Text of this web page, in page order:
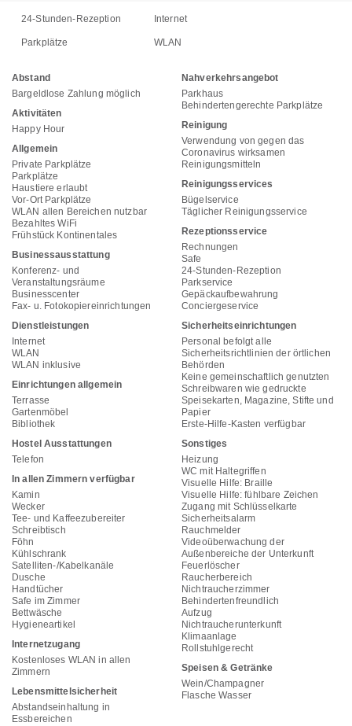
24-Stunden-Rezeption Internet
Parkplätze WLAN
Abstand
Bargeldlose Zahlung möglich
Aktivitäten
Happy Hour
Allgemein
Private Parkplätze
Parkplätze
Haustiere erlaubt
Vor-Ort Parkplätze
WLAN allen Bereichen nutzbar
Bezahltes WiFi
Frühstück Kontinentales
Businessausstattung
Konferenz- und
Veranstaltungsräume
Businesscenter
Fax- u. Fotokopiereinrichtungen
Dienstleistungen
Internet
WLAN
WLAN inklusive
Einrichtungen allgemein
Terrasse
Gartenmöbel
Bibliothek
Hostel Ausstattungen
Telefon
In allen Zimmern verfügbar
Kamin
Wecker
Tee- und Kaffeezubereiter
Schreibtisch
Föhn
Kühlschrank
Satelliten-/Kabelkanäle
Dusche
Handtücher
Safe im Zimmer
Bettwäsche
Hygieneartikel
Internetzugang
Kostenloses WLAN in allen
Zimmern
Lebensmittelsicherheit
Abstandseinhaltung in
Essbereichen
Nahverkehrsangebot
Parkhaus
Behindertengerechte Parkplätze
Reinigung
Verwendung von gegen das
Coronavirus wirksamen
Reinigungsmitteln
Reinigungsservices
Bügelservice
Täglicher Reinigungsservice
Rezeptionsservice
Rechnungen
Safe
24-Stunden-Rezeption
Parkservice
Gepäckaufbewahrung
Conciergeservice
Sicherheitseinrichtungen
Personal befolgt alle
Sicherheitsrichtlinien der örtlichen
Behörden
Keine gemeinschaftlich genutzten
Schreibwaren wie gedruckte
Speisekarten, Magazine, Stifte und
Papier
Erste-Hilfe-Kasten verfügbar
Sonstiges
Heizung
WC mit Haltegriffen
Visuelle Hilfe: Braille
Visuelle Hilfe: fühlbare Zeichen
Zugang mit Schlüsselkarte
Sicherheitsalarm
Rauchmelder
Videoüberwachung der
Außenbereiche der Unterkunft
Feuerlöscher
Raucherbereich
Nichtraucherzimmer
Behindertenfreundlich
Aufzug
Nichtraucherunterkunft
Klimaanlage
Rollstuhlgerecht
Speisen & Getränke
Wein/Champagner
Flasche Wasser